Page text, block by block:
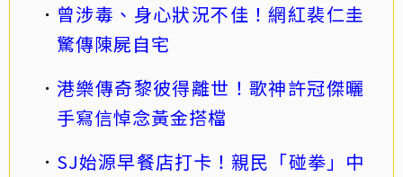
曾涉毒、身心狀況不佳！網紅裴仁圭
驚傳陳屍自宅
港樂傳奇黎彼得離世！歌神許冠傑曬
手寫信悼念黃金搭檔
SJ始源早餐店打卡！親民「碰拳」中